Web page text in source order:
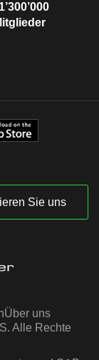
Sie uns
Über uns
Alle Rechte